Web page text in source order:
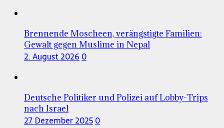
Brennende Moscheen, verängstigte Familien:
Gewalt gegen Muslime in Nepal
2. August 20260
Deutsche Politiker und Polizei auf Lobby-Trips
nach Israel
27. Dezember 20250